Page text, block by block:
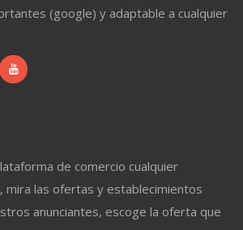
(google) y adaptable a cualquier
de comercio cualquier
mira las ofertas y establecimientos
anunciantes, escoge la oferta que